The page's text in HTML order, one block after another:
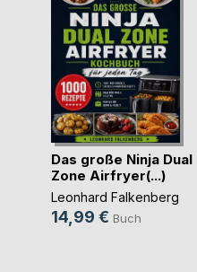
Das große Ninja Dual
Zone Airfryer(...)
Leonhard Falkenberg
14,99 € Buch